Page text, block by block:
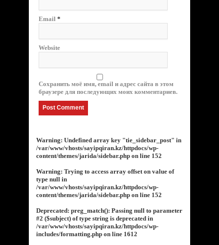
Email *
Website
Сохранить моё имя, email и адрес сайта в этом
браузере для последующих моих комментариев.
Warning: Undefined array key "tie_sidebar_post" in
/var/www/vhosts/sayipqiran.kz/httpdocs/wp-
content/themes/jarida/sidebar.php on line 152
Warning: Trying to access array offset on value of
type null in
/var/www/vhosts/sayipqiran.kz/httpdocs/wp-
content/themes/jarida/sidebar.php on line 152
Deprecated: preg_match(): Passing null to parameter
#2 ($subject) of type string is deprecated in
/var/www/vhosts/sayipqiran.kz/httpdocs/wp-
includes/formatting.php on line 1612